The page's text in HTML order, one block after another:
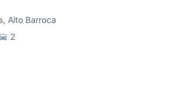
Alto Barroca
2